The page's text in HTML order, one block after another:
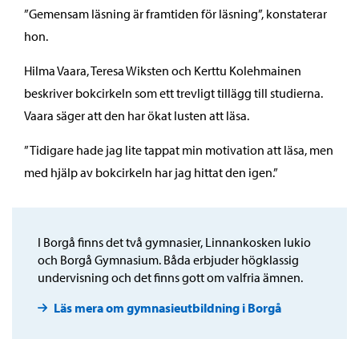
”Gemensam läsning är framtiden för läsning”, konstaterar
hon.
Hilma Vaara, Teresa Wiksten och Kerttu Kolehmainen
beskriver bokcirkeln som ett trevligt tillägg till studierna.
Vaara säger att den har ökat lusten att läsa.
”Tidigare hade jag lite tappat min motivation att läsa, men
med hjälp av bokcirkeln har jag hittat den igen.”
I Borgå finns det två gymnasier, Linnankosken lukio
och Borgå Gymnasium. Båda erbjuder högklassig
undervisning och det finns gott om valfria ämnen.
Läs mera om gymnasieutbildning i Borgå